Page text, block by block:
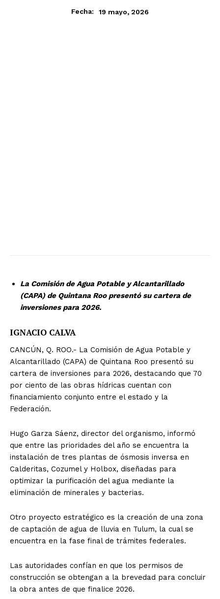
Fecha: 19 mayo, 2026
La Comisión de Agua Potable y Alcantarillado
(CAPA) de Quintana Roo presentó su cartera de
inversiones para 2026.
IGNACIO CALVA
CANCÚN, Q. ROO.- La Comisión de Agua Potable y
Alcantarillado (CAPA) de Quintana Roo presentó su
cartera de inversiones para 2026, destacando que 70
por ciento de las obras hídricas cuentan con
financiamiento conjunto entre el estado y la
Federación.
Hugo Garza Sáenz, director del organismo, informó
que entre las prioridades del año se encuentra la
instalación de tres plantas de ósmosis inversa en
Calderitas, Cozumel y Holbox, diseñadas para
optimizar la purificación del agua mediante la
eliminación de minerales y bacterias.
Otro proyecto estratégico es la creación de una zona
de captación de agua de lluvia en Tulum, la cual se
encuentra en la fase final de trámites federales.
Las autoridades confían en que los permisos de
construcción se obtengan a la brevedad para concluir
la obra antes de que finalice 2026.